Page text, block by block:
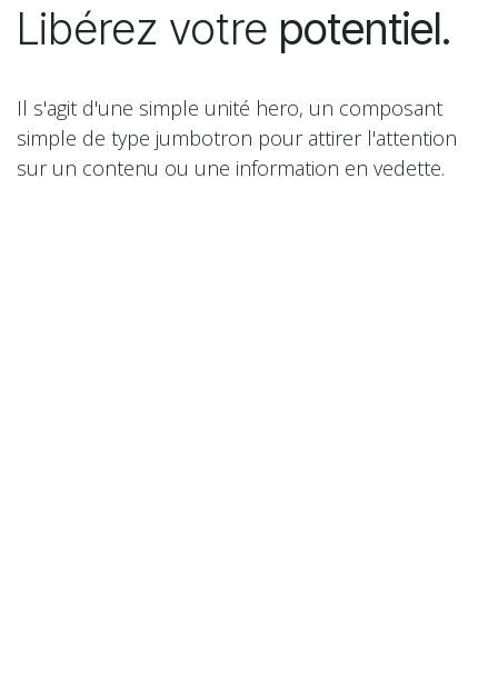
Libérez votre potentiel.
Il s'agit d'une simple unité hero, un composant
simple de type jumbotron pour attirer l'attention
sur un contenu ou une information en vedette.